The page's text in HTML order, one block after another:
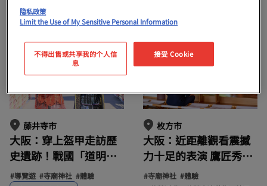
藤井寺市
大阪：穿上盔甲走訪歷
史遺跡！戰國「道明寺
合戰」之旅
#導覽遊 #寺廟神社 #體驗
枚方市
大阪：近距離觀看震撼
力十足的表演 鷹匠秀體
驗與神秘的祈禱體驗 獲
#寺廟神社 #體驗
隐私政策
Limit the Use of My Sensitive Personal Information
不得出售或共享我的个人信
息
接受 Cookie